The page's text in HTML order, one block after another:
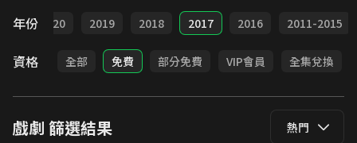
年份 2020 2019 2018 2017 2016 2011-2015
資格 全部 免費 部分免費 VIP會員 全集兌換
戲劇 篩選結果 熱門